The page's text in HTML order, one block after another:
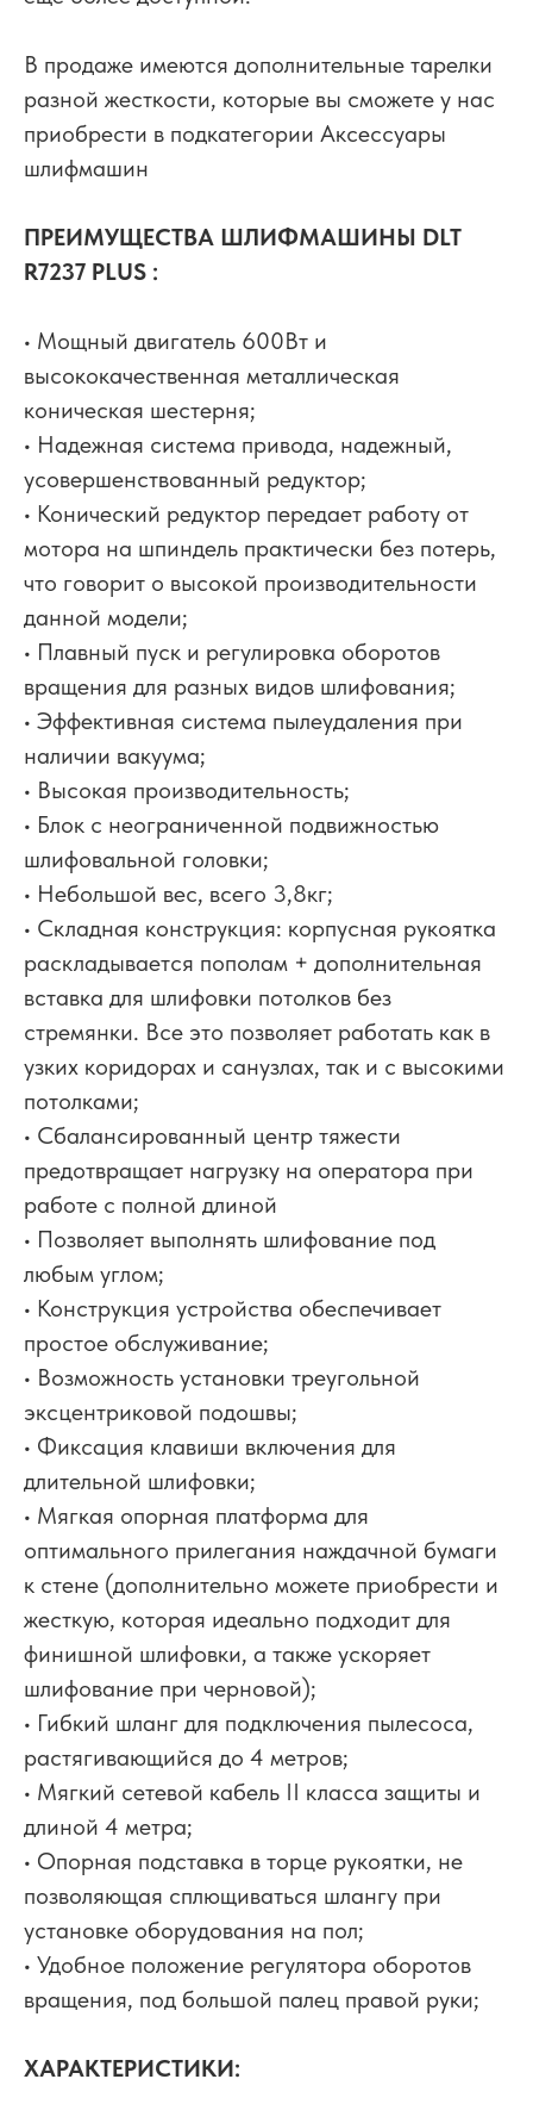
В продаже имеются дополнительные тарелки
разной жесткости, которые вы сможете у нас
приобрести в подкатегории Аксессуары
шлифмашин
ПРЕИМУЩЕСТВА ШЛИФМАШИНЫ DLT
R7237 PLUS :
• Мощный двигатель 600Вт и
высококачественная металлическая
коническая шестерня;
• Надежная система привода, надежный,
усовершенствованный редуктор;
• Конический редуктор передает работу от
мотора на шпиндель практически без потерь,
что говорит о высокой производительности
данной модели;
• Плавный пуск и регулировка оборотов
вращения для разных видов шлифования;
• Эффективная система пылеудаления при
наличии вакуума;
• Высокая производительность;
• Блок с неограниченной подвижностью
шлифовальной головки;
• Небольшой вес, всего 3,8кг;
• Складная конструкция: корпусная рукоятка
раскладывается пополам + дополнительная
вставка для шлифовки потолков без
стремянки. Все это позволяет работать как в
узких коридорах и санузлах, так и с высокими
потолками;
• Сбалансированный центр тяжести
предотвращает нагрузку на оператора при
работе с полной длиной
• Позволяет выполнять шлифование под
любым углом;
• Конструкция устройства обеспечивает
простое обслуживание;
• Возможность установки треугольной
эксцентриковой подошвы;
• Фиксация клавиши включения для
длительной шлифовки;
• Мягкая опорная платформа для
оптимального прилегания наждачной бумаги
к стене (дополнительно можете приобрести и
жесткую, которая идеально подходит для
финишной шлифовки, а также ускоряет
шлифование при черновой);
• Гибкий шланг для подключения пылесоса,
растягивающийся до 4 метров;
• Мягкий сетевой кабель II класса защиты и
длиной 4 метра;
• Опорная подставка в торце рукоятки, не
позволяющая сплющиваться шлангу при
установке оборудования на пол;
• Удобное положение регулятора оборотов
вращения, под большой палец правой руки;
ХАРАКТЕРИСТИКИ: